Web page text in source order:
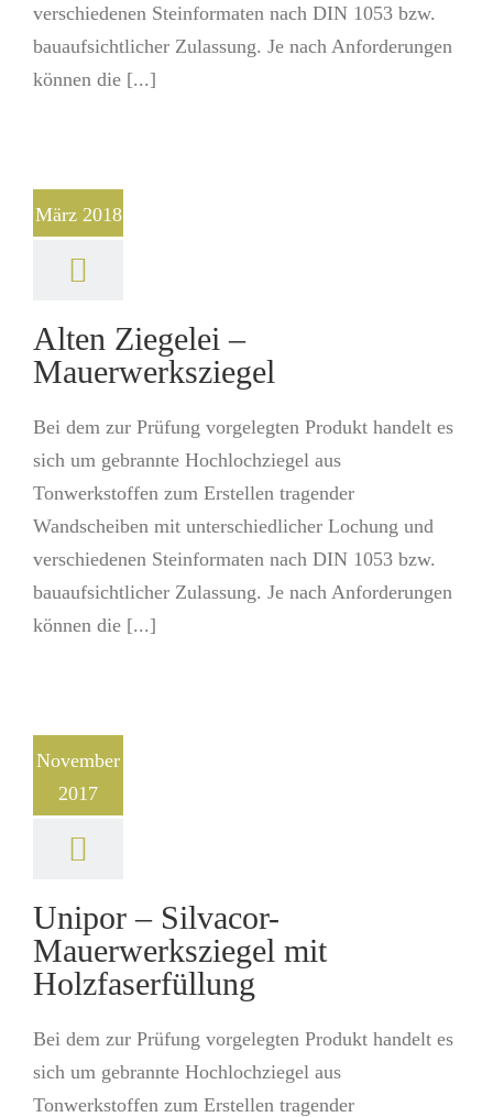
verschiedenen Steinformaten nach DIN 1053 bzw.
bauaufsichtlicher Zulassung. Je nach Anforderungen
können die [...]
März 2018
Alten Ziegelei –
Mauerwerksziegel
Bei dem zur Prüfung vorgelegten Produkt handelt es
sich um gebrannte Hochlochziegel aus
Tonwerkstoffen zum Erstellen tragender
Wandscheiben mit unterschiedlicher Lochung und
verschiedenen Steinformaten nach DIN 1053 bzw.
bauaufsichtlicher Zulassung. Je nach Anforderungen
können die [...]
November
2017
Unipor – Silvacor-
Mauerwerksziegel mit
Holzfaserfüllung
Bei dem zur Prüfung vorgelegten Produkt handelt es
sich um gebrannte Hochlochziegel aus
Tonwerkstoffen zum Erstellen tragender